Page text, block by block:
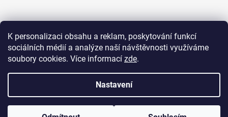
K personalizaci obsahu a reklam, poskytování funkcí
sociálních médií a analýze naší návštěvnosti využíváme
soubory cookies. Více informací zde.
Nastavení
Vytvořil Shoptet